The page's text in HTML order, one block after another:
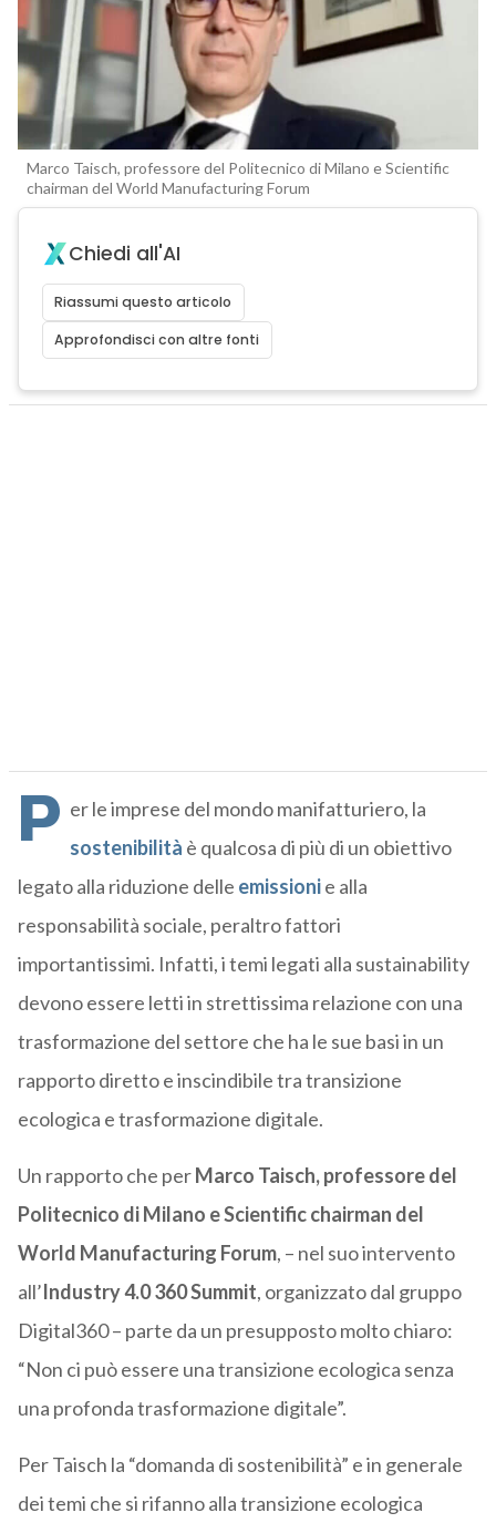
Marco Taisch, professore del Politecnico di Milano e Scientific
chairman del World Manufacturing Forum
Chiedi all'AI
Riassumi questo articolo
Approfondisci con altre fonti
P er le imprese del mondo manifatturiero, la
sostenibilità è qualcosa di più di un obiettivo
legato alla riduzione delle emissionie alla
responsabilità sociale, peraltro fattori
importantissimi. Infatti, i temi legati alla sustainability
devono essere letti in strettissima relazione con una
trasformazione del settore che ha le sue basi in un
rapporto diretto e inscindibile tra transizione
ecologica e trasformazione digitale.
Un rapporto che perMarco Taisch, professore del
Politecnico di Milano e Scientific chairman del
World Manufacturing Forum, – nel suo intervento
all’Industry 4.0 360 Summit, organizzato dal gruppo
Digital360 – parte da un presupposto molto chiaro:
“Non ci può essere una transizione ecologica senza
una profonda trasformazione digitale”.
Per Taisch la “domanda di sostenibilità” e in generale
dei temi che si rifanno alla transizione ecologica